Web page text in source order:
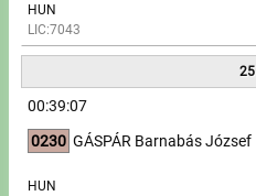
HUN
LIC:7043
25
00:39:07
0230 GÁSPÁR Barnabás József
HUN